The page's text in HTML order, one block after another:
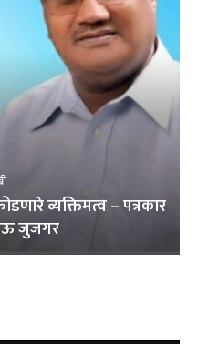
व्यक्तिमत्व – पत्रकार
जुजगर